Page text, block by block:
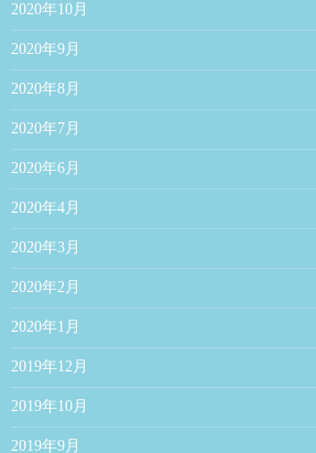
2020年10月
2020年9月
2020年8月
2020年7月
2020年6月
2020年4月
2020年3月
2020年2月
2020年1月
2019年12月
2019年10月
2019年9月